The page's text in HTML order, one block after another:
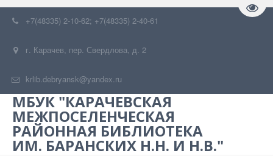
+7(48335) 2-10-62; +7(48335) 2-40-61
г. Карачев, пер. Свердлова, д. 2
krlib.debryansk@yandex.ru
МБУК "КАРАЧЕВСКАЯ
МЕЖПОСЕЛЕНЧЕСКАЯ
РАЙОННАЯ БИБЛИОТЕКА
ИМ. БАРАНСКИХ Н.Н. И Н.В."